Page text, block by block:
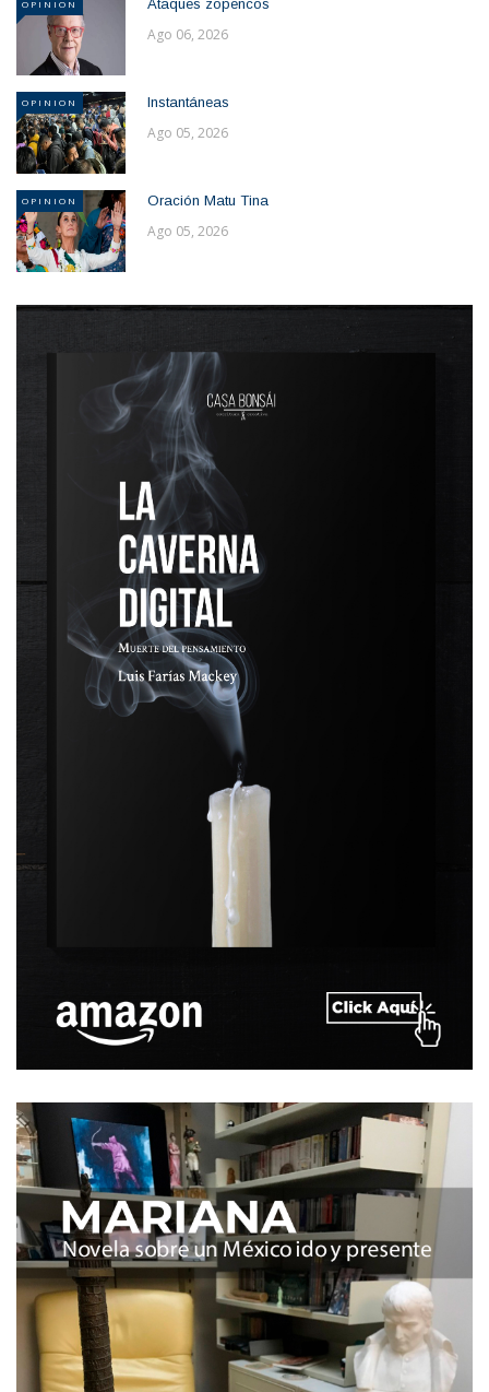
OPINION Ataques zopencos
Ago 06, 2026
OPINION Instantáneas
Ago 05, 2026
OPINION Oración Matu Tina
Ago 05, 2026